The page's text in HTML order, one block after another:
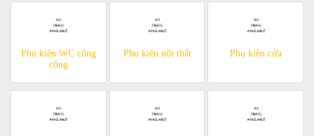
Phụ kiện WC công
cộng
Phụ kiện nội thất Phụ kiện cửa